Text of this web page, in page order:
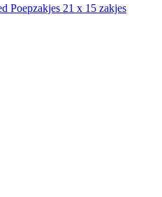
Poepzakjes 21 x 15 zakjes